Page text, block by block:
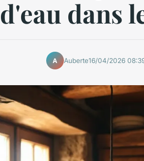
dans
A Auberte16/04/2026